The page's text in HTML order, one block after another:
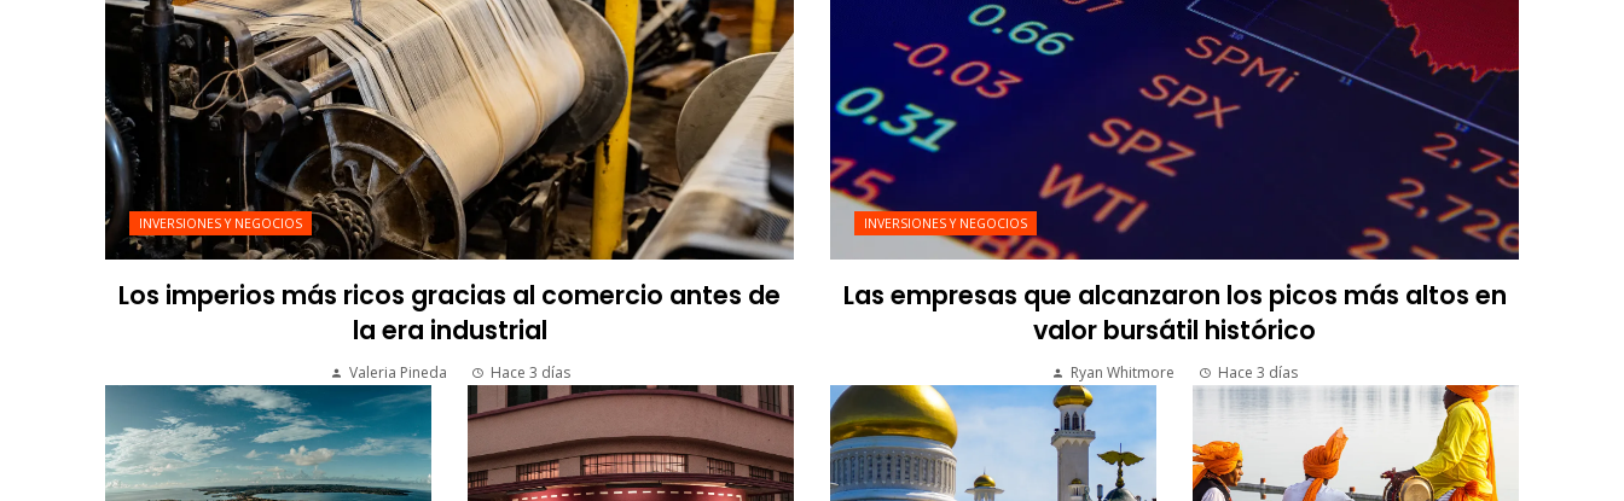
INVERSIONES Y NEGOCIOS
Los imperios más ricos gracias al comercio antes de
la era industrial
Valeria Pineda Hace 3 días
INVERSIONES Y NEGOCIOS
Las empresas que alcanzaron los picos más altos en
valor bursátil histórico
Ryan Whitmore Hace 3 días